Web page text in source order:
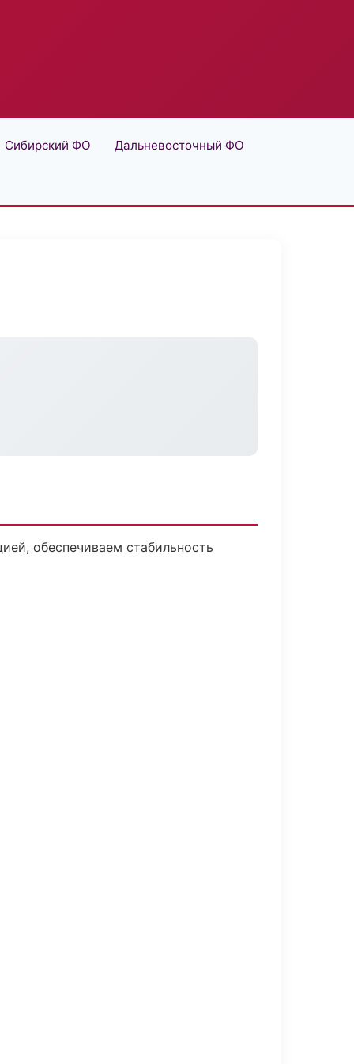
Сибирский ФО Дальневосточный ФО
обеспечиваем стабильность